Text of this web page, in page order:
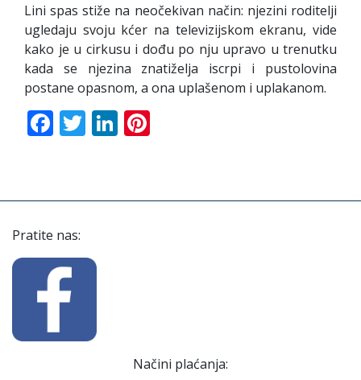
Lini spas stiže na neočekivan način: njezini roditelji
ugledaju svoju kćer na televizijskom ekranu, vide
kako je u cirkusu i dođu po nju upravo u trenutku
kada se njezina znatiželja iscrpi i pustolovina
postane opasnom, a ona uplašenom i uplakanom.
Facebook
TwitterLinkedIn
Pratite nas:
Načini plaćanja: